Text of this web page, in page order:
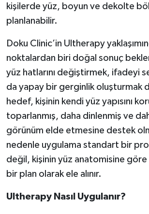
kişilerde yüz, boyun ve dekolte
planlanabilir.
Doku Clinic’in Ultherapy
noktalardan biri doğal sonuç
yüz hatlarını değiştirmek, ifadeyi
da yapay bir gerginlik oluşturmak
hedef, kişinin kendi yüz yapısını
toparlanmış, daha dinlenmiş ve
görünüm elde etmesine destek
nedenle uygulama standart bir
değil, kişinin yüz anatomisine göre
bir plan olarak ele alınır.
Ultherapy Nasıl Uygulanır?